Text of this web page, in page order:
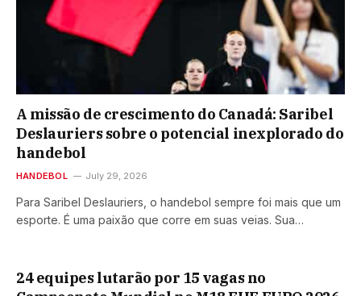
A missão de crescimento do Canadá: Saribel
Deslauriers sobre o potencial inexplorado do
handebol
HANDEBOL July 29, 2026
Para Saribel Deslauriers, o handebol sempre foi mais que um
esporte. É uma paixão que corre em suas veias. Sua…
24 equipes lutarão por 15 vagas no